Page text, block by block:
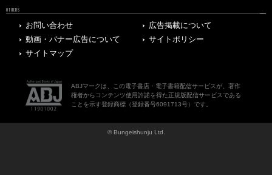
OTHERS
お問い合わせ
広告掲載について
動画・バナー広告について
サイトポリシー
サイトマップ
ABJマークは、この電子書店・電子書籍配信サービスが、著作
権者からコンテンツ使用許諾を得た正規版配信サービスである
ことを示す登録商標（登録番号6091713号）です。
© Bungeishunju Ltd.